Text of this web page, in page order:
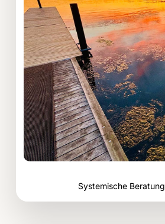
Systemische Beratung